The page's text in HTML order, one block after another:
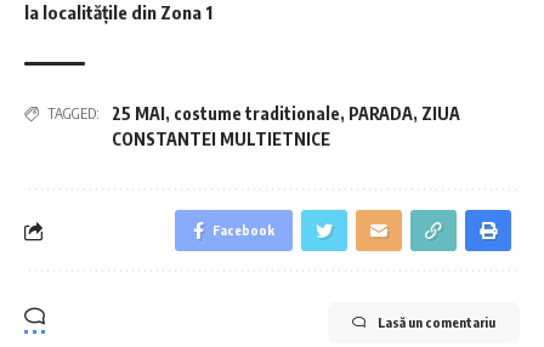
la localitățile din Zona 1
TAGGED: 25 MAI, costume traditionale, PARADA, ZIUA
CONSTANTEI MULTIETNICE
Facebook
Lasă un comentariu